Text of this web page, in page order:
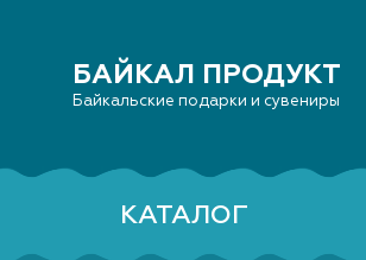
БАЙКАЛ ПРОДУКТ
Байкальские подарки и сувениры
КАТАЛОГ